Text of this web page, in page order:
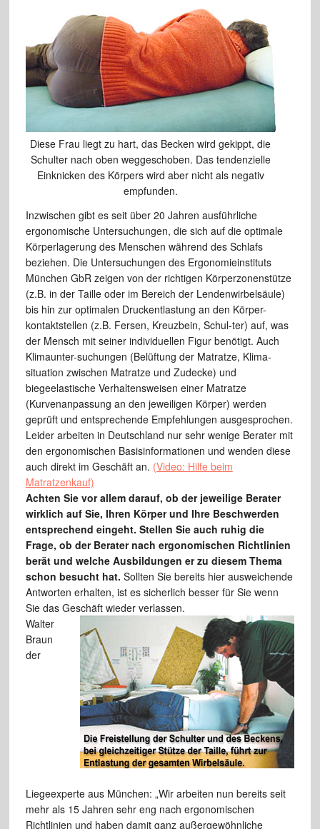
Diese Frau liegt zu hart, das Becken wird gekippt, die
Schulter nach oben weggeschoben. Das tendenzielle
Einknicken des Körpers wird aber nicht als negativ
empfunden.
Inzwischen gibt es seit über 20 Jahren ausführliche
ergonomische Untersuchungen, die sich auf die optimale
Körperlagerung des Menschen während des Schlafs
beziehen. Die Untersuchungen des Ergonomieinstituts
München GbR zeigen von der richtigen Körperzonenstütze
(z.B. in der Taille oder im Bereich der Lendenwirbelsäule)
bis hin zur optimalen Druckentlastung an den Körper-
kontaktstellen (z.B. Fersen, Kreuzbein, Schul-ter) auf, was
der Mensch mit seiner individuellen Figur benötigt. Auch
Klimaunter-suchungen (Belüftung der Matratze, Klima-
situation zwischen Matratze und Zudecke) und
biegeelastische Verhaltensweisen einer Matratze
(Kurvenanpassung an den jeweiligen Körper) werden
geprüft und entsprechende Empfehlungen ausgesprochen.
Leider arbeiten in Deutschland nur sehr wenige Berater mit
den ergonomischen Basisinformationen und wenden diese
auch direkt im Geschäft an. (Video: Hilfe beim
Matratzenkauf)
Achten Sie vor allem darauf, ob der jeweilige Berater
wirklich auf Sie, Ihren Körper und Ihre Beschwerden
entsprechend eingeht. Stellen Sie auch ruhig die
Frage, ob der Berater nach ergonomischen Richtlinien
berät und welche Ausbildungen er zu diesem Thema
schon besucht hat. Sollten Sie bereits hier ausweichende
Antworten erhalten, ist es sicherlich besser für Sie wenn
Sie das Geschäft wieder verlassen.
Walter
Braun
der
Liegeexperte aus München: „Wir arbeiten nun bereits seit
mehr als 15 Jahren sehr eng nach ergonomischen
Richtlinien und haben damit ganz außergewöhnliche